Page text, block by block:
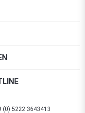
(0) 5222 3643413